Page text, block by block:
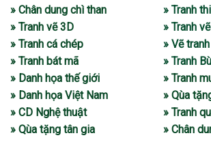
» Chân dung chì than
» Tranh vẽ 3D
» Tranh cá chép
» Tranh bát mã
» Danh họa thế giới
» Danh họa Việt Nam
» CD Nghệ thuật
» Qùa tặng tân gia
» Tranh
» Tranh
» Vẽ
» Tranh
» Tranh
» Qùa
» Tranh
» Chân